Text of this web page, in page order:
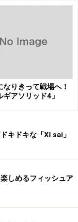
容をご確認くださ
次のページへ
なりきって戦場へ！
ギアソリッド4」
キドキな「XI sai」
しめるフィッシュア